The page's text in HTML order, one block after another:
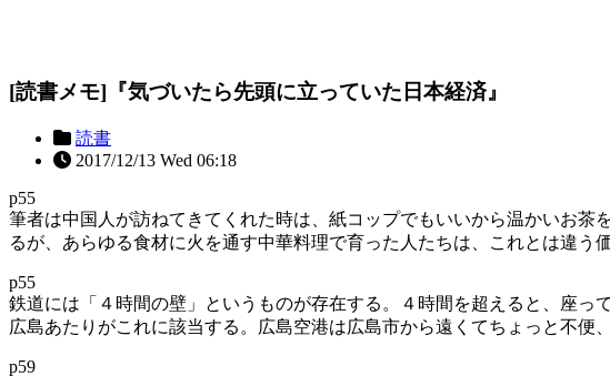
[読書メモ]『気づいたら先頭に立っていた日本経済』
読書
2017/12/13 Wed 06:18
p55
筆者は中国人が訪ねてきてくれた時は、紙コップでもいいから温かいお
るが、あらゆる食材に火を通す中華料理で育った人たちは、これとは違う
p55
鉄道には「４時間の壁」というものが存在する。４時間を超えると、座
広島あたりがこれに該当する。広島空港は広島市から遠くてちょっと不
p59